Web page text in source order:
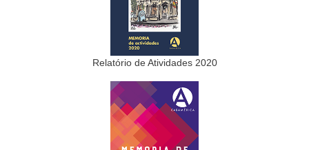
Relatório de Atividades 2020